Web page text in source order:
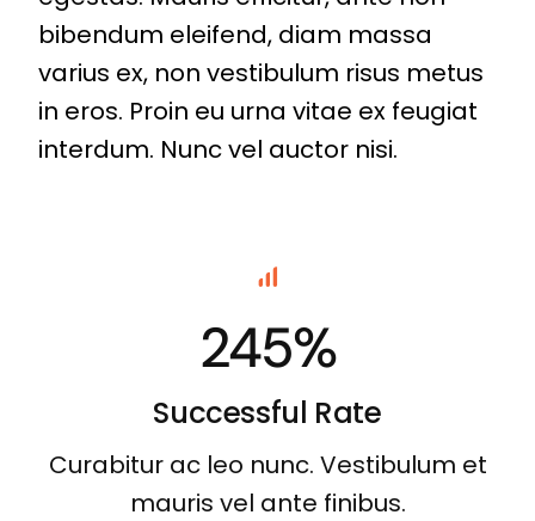
bibendum eleifend, diam massa
varius ex, non vestibulum risus metus
in eros. Proin eu urna vitae ex feugiat
interdum. Nunc vel auctor nisi.
245%
Successful Rate
Curabitur ac leo nunc. Vestibulum et
mauris vel ante finibus.